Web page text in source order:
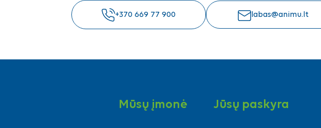
+370 669 77 900 labas@animu.lt
Mūsų įmonė Jūsų paskyra